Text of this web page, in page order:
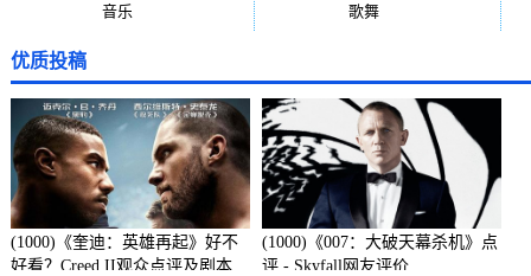
音乐 歌舞(81)
优质投稿
(1000)《奎迪：英雄再起》好不
好看？Creed II观众点评及剧本
(1000)《007：大破天幕杀机》点
评 - Skyfall网友评价